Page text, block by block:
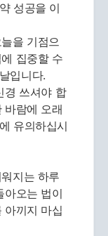
성공을 이
을 기점으
집중할 수
입니다.
경 쓰셔야 합
바람에 오래
유의하십시
지는 하루
아오는 법이
아끼지 마십